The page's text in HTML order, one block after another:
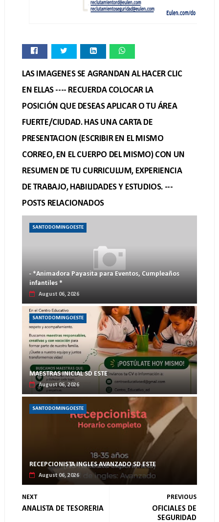
LAS IMAGENES SE AGRANDAN AL HACER CLIC
EN ELLAS ---- RECUERDA COLOCAR LA
POSICIÓN QUE DESEAS APLICAR O TU ÁREA
FUERTE/CIUDAD. HAS UNA CARTA DE
PRESENTACION (ESCRIBIR EN EL MISMO
CORREO, EN EL CUERPO DEL MISMO) CON UN
RESUMEN DE TU CURRICULUM, EXPERIENCIA
DE TRABAJO, HABILIDADES Y ESTUDIOS. ---
POSTS RELACIONADOS
SANTODOMINGOESTE
- *Animadora Payasita para Eventos, Cumpleaños
infantiles *
August 06, 2026
SANTODOMINGOESTE
MAESTRAS INICIAL SD ESTE
August 06, 2026
SANTODOMINGOESTE
RECEPCIONISTA INGLES AVANZADO SD ESTE
August 06, 2026
NEXT
ANALISTA DE TESORERIA
PREVIOUS
OFICIALES DE
SEGURIDAD